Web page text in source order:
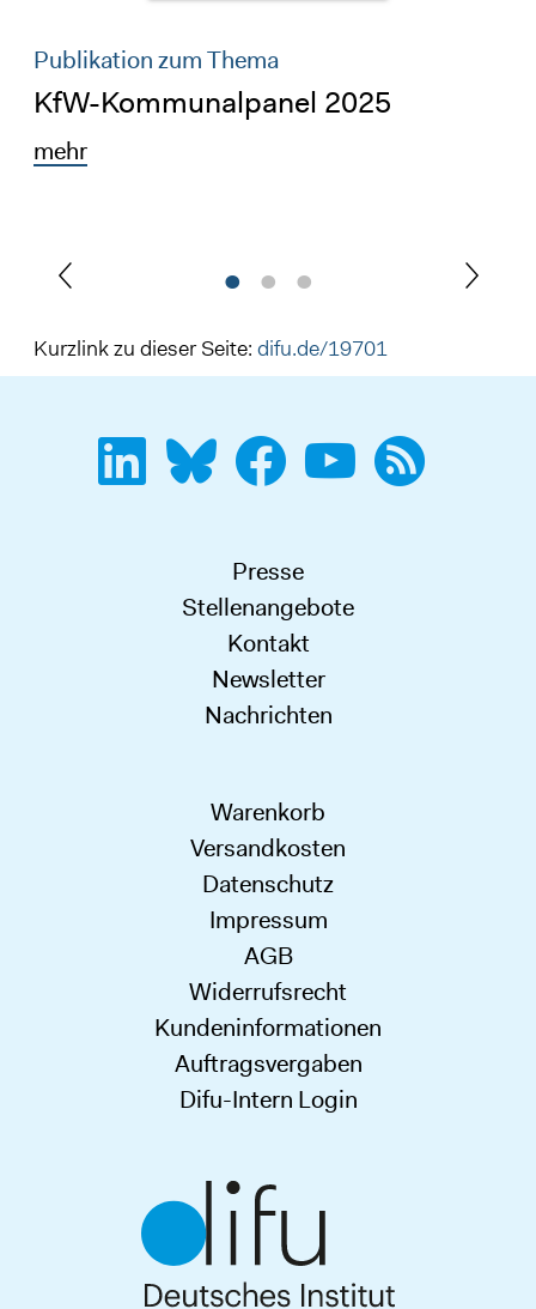
Publikation zum Thema
KfW-Kommunalpanel 2025
mehr
Kurzlink zu dieser Seite: difu.de/19701
Presse
Stellenangebote
Kontakt
Newsletter
Nachrichten
Warenkorb
Versandkosten
Datenschutz
Impressum
AGB
Widerrufsrecht
Kundeninformationen
Auftragsvergaben
Difu-Intern Login